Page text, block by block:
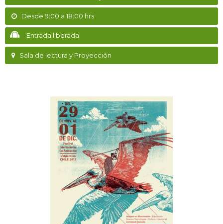
Desde 9:00 a 18:00 hrs
Entrada liberada
Sala de lectura y Proyección